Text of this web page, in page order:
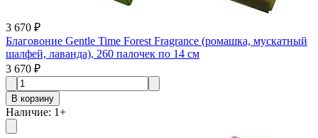
3 670 ₽
Благовоние Gentle Time Forest Fragrance (ромашка, мускатный
шалфей, лаванда), 260 палочек по 14 см
3 670 ₽
В корзину
Наличие: 1+